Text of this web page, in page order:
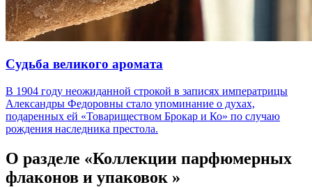
Судьба великого аромата
В 1904 году неожиданной строкой в записях императрицы
Александры Федоровны стало упоминание о духах,
подаренных ей «Товариществом Брокар и Ко» по случаю
рождения наследника престола.
О разделе «Коллекции парфюмерных
флаконов и упаковок »